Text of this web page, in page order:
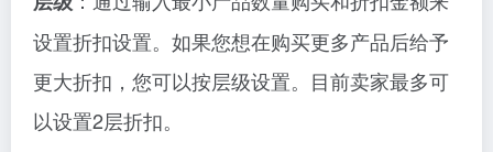
设置折扣设置。如果您想在购买更多产品后给予
更大折扣，您可以按层级设置。目前卖家最多可
以设置2层折扣。